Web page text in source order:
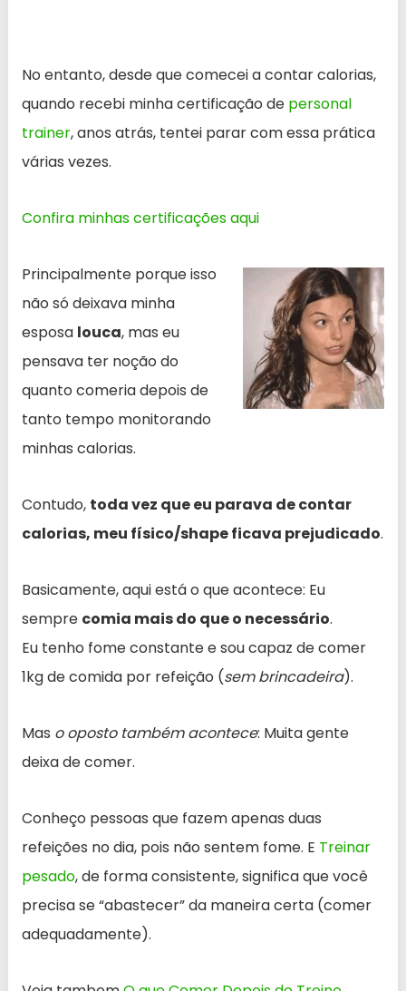
No entanto, desde que comecei a contar calorias,
quando recebi minha certificação de personal
trainer, anos atrás, tentei parar com essa prática
várias vezes.
Confira minhas certificações aqui
Principalmente porque isso
não só deixava minha
esposa louca, mas eu
pensava ter noção do
quanto comeria depois de
tanto tempo monitorando
minhas calorias.
Contudo, toda vez que eu parava de contar
calorias, meu físico/shape ficava prejudicado.
Basicamente, aqui está o que acontece: Eu
sempre comia mais do que o necessário.
Eu tenho fome constante e sou capaz de comer
1kg de comida por refeição (sem brincadeira).
Mas o oposto também acontece: Muita gente
deixa de comer.
Conheço pessoas que fazem apenas duas
refeições no dia, pois não sentem fome. E Treinar
pesado, de forma consistente, significa que você
precisa se “abastecer” da maneira certa (comer
adequadamente).